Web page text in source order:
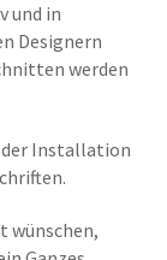
und in
Designern
werden
der Installation
wünschen,